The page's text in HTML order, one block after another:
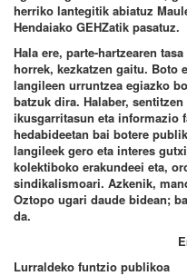
herriko lantegitik abiatuz
Hendaiako GEHZatik pasatuz.
Hala ere, parte-hartzearen
horrek, kezkatzen gaitu. Boto
langileen urruntzea egiazko
batzuk dira. Halaber,
ikusgarritasun eta informazio
hedabideetan bai botere
langileek gero eta interes
kolektiboko erakundeei eta,
sindikalismoari. Azkenik,
Oztopo ugari daude bidean;
da.
Lurraldeko funtzio publikoa